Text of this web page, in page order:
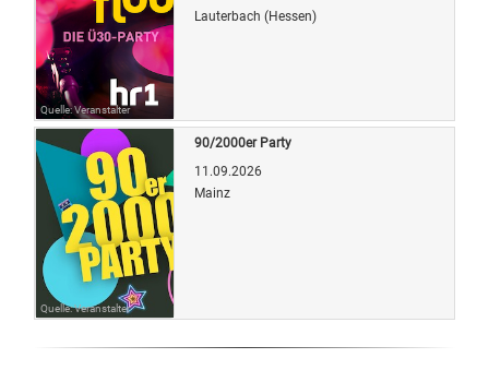
Quelle: Veranstalter
Lauterbach (Hessen)
Quelle: Veranstalter
90/2000er Party
11.09.2026
Mainz